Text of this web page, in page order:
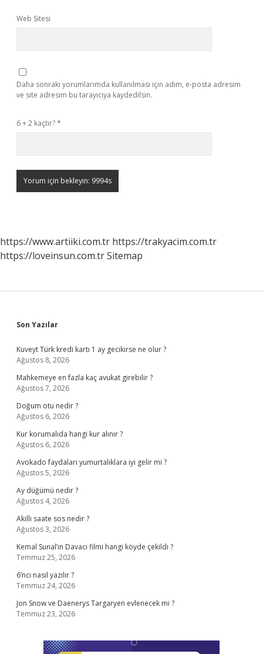
Web Sitesi
Daha sonraki yorumlarımda kullanılması için adım, e-posta adresim
ve site adresim bu tarayıcıya kaydedilsin.
6 + 2 kaçtır?*
https://www.artiiki.com.tr https://trakyacim.com.tr
https://loveinsun.com.trSitemap
Sidebar
Son Yazılar
Kuveyt Türk kredi kartı 1 ay gecikirse ne olur ?
Ağustos 8, 2026
Mahkemeye en fazla kaç avukat girebilir ?
Ağustos 7, 2026
Doğum otu nedir ?
Ağustos 6, 2026
Kur korumalıda hangi kur alınır ?
Ağustos 6, 2026
Avokado faydaları yumurtalıklara iyi gelir mi ?
Ağustos 5, 2026
Ay düğümü nedir ?
Ağustos 4, 2026
Akıllı saate sos nedir ?
Ağustos 3, 2026
Kemal Sunal’ın Davacı filmi hangi köyde çekildi ?
Temmuz 25, 2026
6’ncı nasıl yazılır ?
Temmuz 24, 2026
Jon Snow ve Daenerys Targaryen evlenecek mi ?
Temmuz 23, 2026